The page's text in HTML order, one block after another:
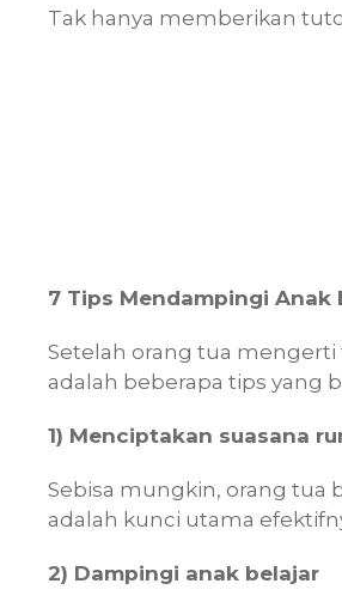
Tak hanya memberikan
7 Tips Mendampingi Anak
Setelah orang tua
adalah beberapa tips yang
1) Menciptakan suasana
Sebisa mungkin, orang tua
adalah kunci utama
2) Dampingi anak belajar